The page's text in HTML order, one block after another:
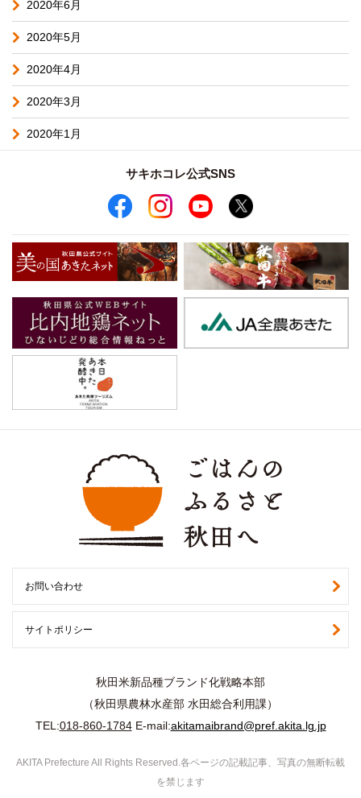
2020年6月
2020年5月
2020年4月
2020年3月
2020年1月
サキホコレ公式SNS
お問い合わせ
サイトポリシー
秋田米新品種ブランド化戦略本部
（秋田県農林水産部 水田総合利用課）
TEL:018-860-1784E-mail:akitamaibrand@pref.akita.lg.jp
AKITA Prefecture All Rights Reserved.各ページの記載記事、写真の無断転載
を禁じます